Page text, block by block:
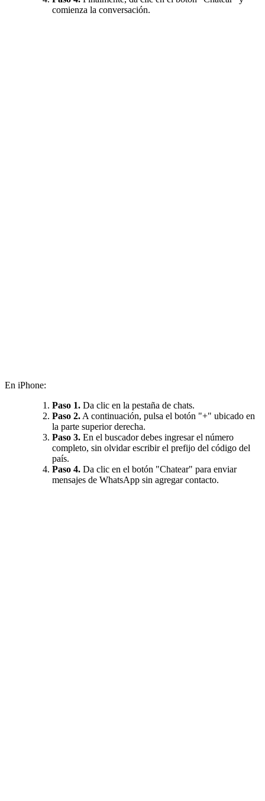
comienza la conversación.
En iPhone:
Paso 1. Da clic en la pestaña de chats.
Paso 2. A continuación, pulsa el botón "+" ubicado en
la parte superior derecha.
Paso 3. En el buscador debes ingresar el número
completo, sin olvidar escribir el prefijo del código del
país.
Paso 4. Da clic en el botón "Chatear" para enviar
mensajes de WhatsApp sin agregar contacto.